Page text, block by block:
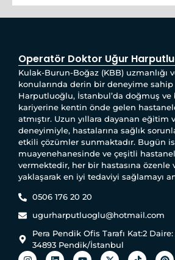
Operatör Doktor Uğur
Kulak-Burun-Boğaz (KBB) uzmanlığı
konularında derin bir deneyime
Harputluoğlu, İstanbul’da doğmuş ve
kariyerine kentin önde gelen
atmıştır. Uzun yıllara dayanan eğitim
deneyimiyle, hastalarına sağlık
etkili çözümler sunmaktadır. Bugün
muayenehanesinde ve çeşitli
vermektedir, her bir hastasına özenle
yaklaşarak en iyi tedaviyi sağlamayı
0506 176 20 20
ugurharputluoglu@hotmail.com
Pera Pendik Ofis Tarafı Kat:2
34893 Pendik/İstanbul